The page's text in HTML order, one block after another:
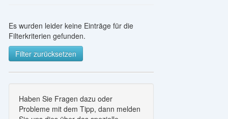
Es wurden leider keine Einträge für die
Filterkriterien gefunden.
Filter zurücksetzen
Haben Sie Fragen dazu oder
Probleme mit dem Tipp, dann melden